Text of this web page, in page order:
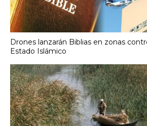
Drones lanzarán Biblias en zonas
Estado Islámico